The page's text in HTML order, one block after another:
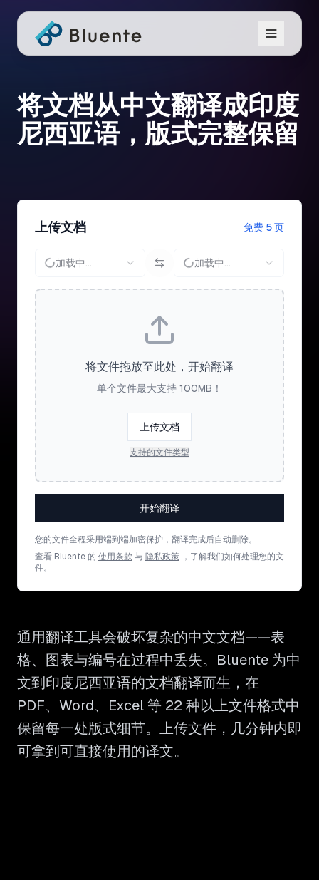
将文档从中文翻译成印度
尼西亚语，版式完整保留
上传文档 免费 5 页
加载中... 加载中...
将文件拖放至此处，开始翻译
单个文件最大支持 100MB！
上传文档
支持的文件类型
开始翻译
您的文件全程采用端到端加密保护，翻译完成后自动删除。
查看 Bluente 的 使用条款 与隐私政策 ，了解我们如何处理您的文
件。
通用翻译工具会破坏复杂的中文文档——表
格、图表与编号在过程中丢失。Bluente 为中
文到印度尼西亚语的文档翻译而生，在
PDF、Word、Excel 等 22 种以上文件格式中
保留每一处版式细节。上传文件，几分钟内即
可拿到可直接使用的译文。